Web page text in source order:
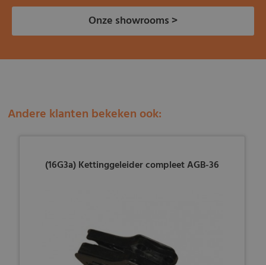
Onze showrooms >
Andere klanten bekeken ook:
(16G3a) Kettinggeleider compleet AGB-36